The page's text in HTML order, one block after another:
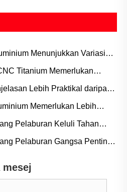
Menunjukkan Variasi
Titanium Memerlukan
Dan Alat Khas?
Lebih Praktikal daripada
Memerlukan Lebih
Dicadangkan
Pelaburan Keluli Tahan
Paling Dipercayai untuk
Pelaburan Gangsa Penting
mesej